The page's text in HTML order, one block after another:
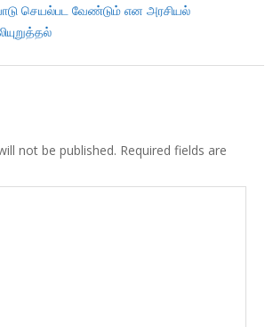
செயல்பட வேண்டும் என அரசியல்
not be published. Required fields are